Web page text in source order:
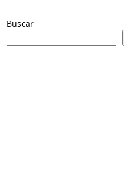
Buscar